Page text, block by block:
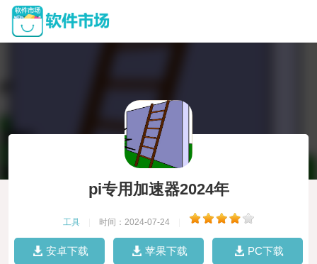
pi专用加速器2024年
工具 时间：2024-07-24
安卓下载 苹果下载 PC下载